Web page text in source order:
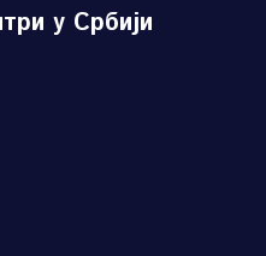
у Србији